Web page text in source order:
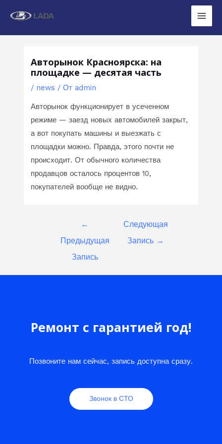
Main
Авторынок Красноярска: на
площадке — десятая часть
/ news / От admin
Авторынок функционирует в усеченном
режиме — заезд новых автомобилей закрыт,
а вот покупать машины и выезжать с
площадки можно. Правда, этого почти не
происходит. От обычного количества
продавцов осталось процентов 10,
покупателей вообще не видно.
←
Предыдущая
Запись
Следующая
Запись →
Ремонт с гарантией год!
Позвоните нам сейчас, запись доступна сразу.
Звонок в СТО